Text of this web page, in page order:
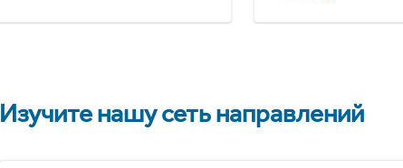
Изучите нашу сеть направлений